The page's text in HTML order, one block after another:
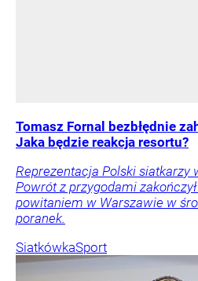
Tomasz Fornal bezbłędnie
Jaka będzie reakcja resortu?
Reprezentacja Polski siatkarzy
Powrót z przygodami
powitaniem w Warszawie w
poranek.
SiatkówkaSport